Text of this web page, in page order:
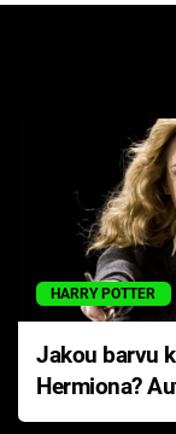
HARRY POTTER
Jakou barvu
Hermiona?
Pottera přišla